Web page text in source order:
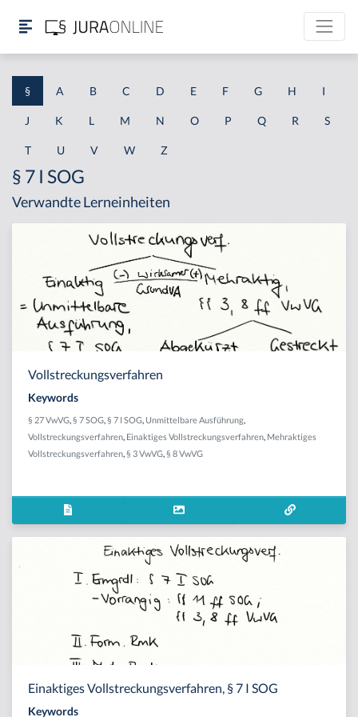
§ A B C D E F G H I
J K L M N O P Q R S
T U V W Z
§ 7 I SOG
Verwandte Lerneinheiten
Vollstreckungsverfahren
Keywords
§ 27 VwVG § 7 SOG § 7 I SOG Unmittelbare Ausführung
Vollstreckungsverfahren Einaktiges Vollstreckungsverfahren Mehraktiges
Vollstreckungsverfahren § 3 VwVG § 8 VwVG
Einaktiges Vollstreckungsverfahren, § 7 I SOG
Keywords